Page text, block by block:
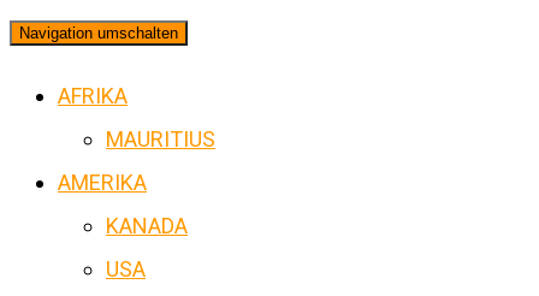
Navigation umschalten
AFRIKA
MAURITIUS
AMERIKA
KANADA
USA